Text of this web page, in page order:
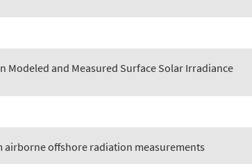
Modeled and Measured Surface Solar Irradiance
offshore radiation measurements